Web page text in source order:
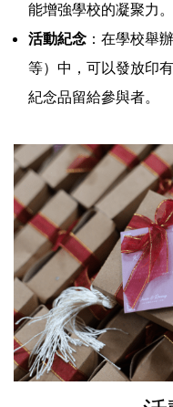
能增強學校的凝聚力。
活動紀念 ：在學校舉
等）中，可以發放印
紀念品留給參與者。